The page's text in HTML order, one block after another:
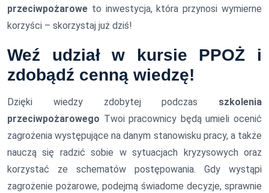
przeciwpożarowe to inwestycja, która przynosi wymierne
korzyści – skorzystaj już dziś!
Weź udział w kursie PPOŻ i
zdobądź cenną wiedzę!
Dzięki wiedzy zdobytej podczas szkolenia
przeciwpożarowego Twoi pracownicy będą umieli ocenić
zagrożenia występujące na danym stanowisku pracy, a także
nauczą się radzić sobie w sytuacjach kryzysowych oraz
korzystać ze schematów postępowania. Gdy wystąpi
zagrożenie pożarowe, podejmą świadome decyzje, sprawnie